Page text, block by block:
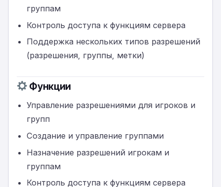
группам
Контроль доступа к функциям сервера
Поддержка нескольких типов разрешений
(разрешения, группы, метки)
Функции
Управление разрешениями для игроков и
групп
Создание и управление группами
Назначение разрешений игрокам и
группам
Контроль доступа к функциям сервера